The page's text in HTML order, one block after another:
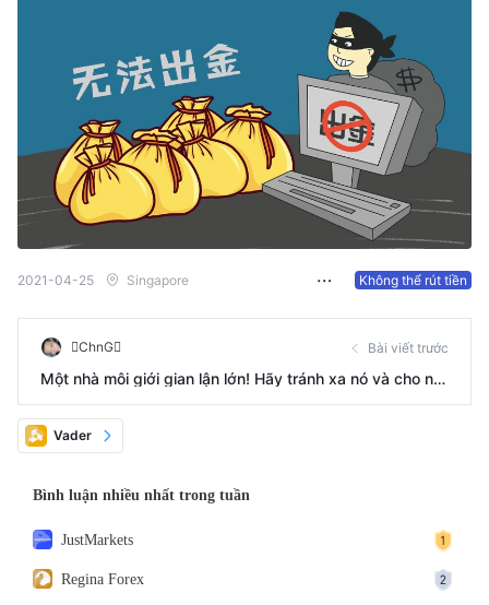
2021-04-25 Singapore Không thể rút tiền
ChnG
Một nhà môi giới gian lận lớn! Hãy tránh xa nó và cho ng
ười khác biết về nó
Bài viết trước
Vader
Bình luận nhiều nhất trong tuần
JustMarkets
Regina Forex